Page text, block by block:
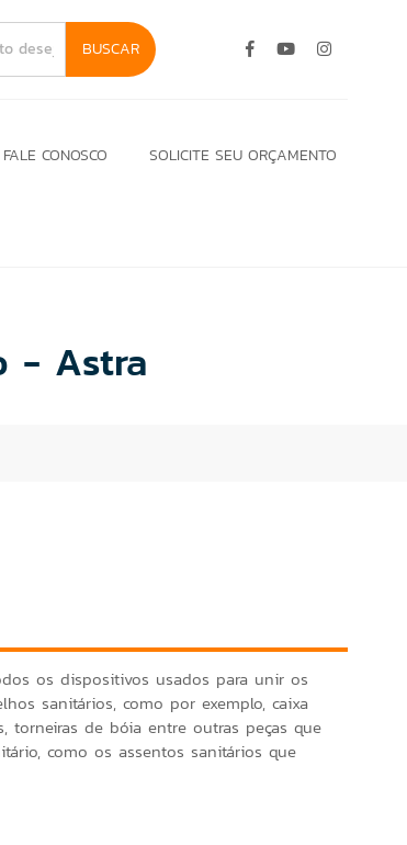
BUSCAR
FALE CONOSCO SOLICITE SEU ORÇAMENTO
- Astra
os dispositivos usados para unir os
sanitários, como por exemplo, caixa
torneiras de bóia entre outras peças que
como os assentos sanitários que